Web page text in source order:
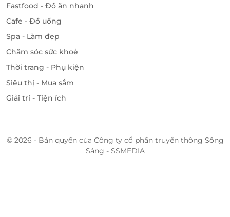
Hải Dương
02 Hồng Quang, P. Quang Trung, Hải Dương
Quảng Ninh
02 Trần Khánh Dư, P. Cẩm Đông, Cẩm Phả, Quảng
Ninh
Ninh
Ninh Bình
TTTM Big C Ninh Bình, Trần Nhân Tông, Xã Ninh
Fastfood - Đồ ăn nhanh
Cafe - Đồ uống
Spa - Làm đẹp
Chăm sóc sức khoẻ
Thời trang - Phụ kiện
Siêu thị - Mua sắm
Giải trí - Tiện ích
© 2026 - Bản quyền của Công ty cổ phần truyền thông Sông
Sáng - SSMEDIA